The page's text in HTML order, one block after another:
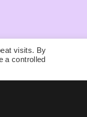
visits. By
a controlled